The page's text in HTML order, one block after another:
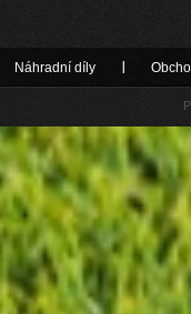
Náhradní díly